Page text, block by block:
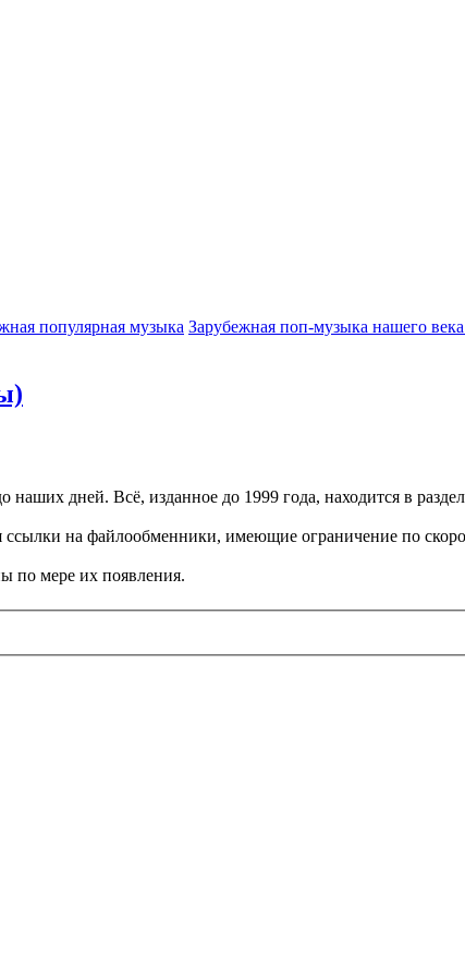
популярная музыка Зарубежная поп-музыка нашего
наших дней. Всё, изданное до 1999 года, находится в
на файлообменники, имеющие ограничение по
по мере их появления.